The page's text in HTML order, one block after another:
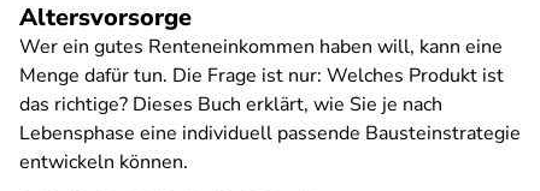
Altersvorsorge
Wer ein gutes Renteneinkommen haben will, kann eine
Menge dafür tun. Die Frage ist nur: Welches Produkt ist
das richtige? Dieses Buch erklärt, wie Sie je nach
Lebensphase eine individuell passende Bausteinstrategie
entwickeln können.